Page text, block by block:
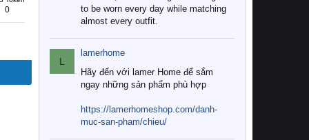
0
to be worn every day while matching
almost every outfit.
L
lamerhome
Hãy đến với lamer Home để sắm
ngay những sản phẩm phù hợp
https://lamerhomeshop.com/danh-
muc-san-pham/chieu/